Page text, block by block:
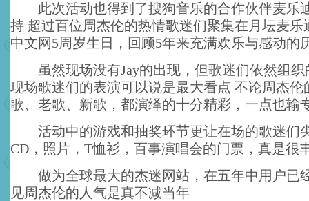
此次活动也得到了搜狗音乐的合作伙伴麦乐
持 超过百位周杰伦的热情歌迷们聚集在月坛麦乐
中文网5周岁生日，回顾5年来充满欢乐与感动的
虽然现场没有Jay的出现，但歌迷们依然组织
现场歌迷们的表演可以说是最大看点 不论周杰伦
歌、老歌、新歌，都演绎的十分精彩，一点也输
活动中的游戏和抽奖环节更让在场的歌迷们
CD，照片，T恤衫，百事演唱会的门票，真是很
做为全球最大的杰迷网站，在五年中用户已
见周杰伦的人气是真不减当年